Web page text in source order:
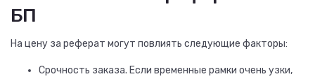
БП
На цену за реферат могут повлиять следующие факторы:
Срочность заказа. Если временные рамки очень узки,